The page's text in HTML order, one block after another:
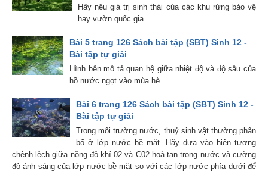
Hãy nêu giá trị sinh thái của các khu rừng bảo vệ
hay vườn quốc gia.
Bài 5 trang 126 Sách bài tập (SBT) Sinh 12 -
Bài tập tự giải
Hình bên mô tả quan hệ giữa nhiệt độ và độ sâu của
hồ nước ngọt vào mùa hè.
Bài 6 trang 126 Sách bài tập (SBT) Sinh 12 -
Bài tập tự giải
Trong môi trường nước, thuỷ sinh vật thường phân
bố ở lớp nước bề mặt. Hãy dựa vào hiện tượng
chênh lệch giữa nồng độ khí 02 và C02 hoà tan trong nước và cường
độ ánh sáng của lớp nước bề mặt so với các lớp nước phía dưới để